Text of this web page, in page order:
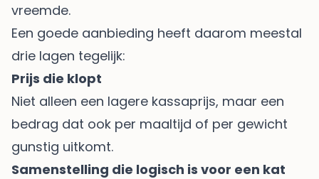
vreemde.
Een goede aanbieding heeft daarom meestal
drie lagen tegelijk:
Prijs die klopt
Niet alleen een lagere kassaprijs, maar een
bedrag dat ook per maaltijd of per gewicht
gunstig uitkomt.
Samenstelling die logisch is voor een kat